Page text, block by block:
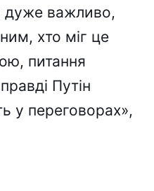
важливо,
хто міг це
питання
Путін
у переговорах»,